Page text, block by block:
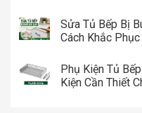
Sửa Tủ Bếp Bị
Cách Khắc
Phụ Kiện Tủ
Kiện Cần Thiết